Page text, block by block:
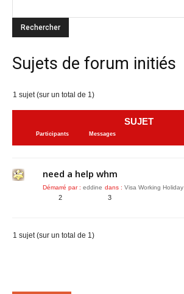
Sujets de forum initiés
1 sujet (sur un total de 1)
SUJET
Participants Messages
need a help whm
Démarré par : eddine dans : Visa Working Holiday
2 3
1 sujet (sur un total de 1)